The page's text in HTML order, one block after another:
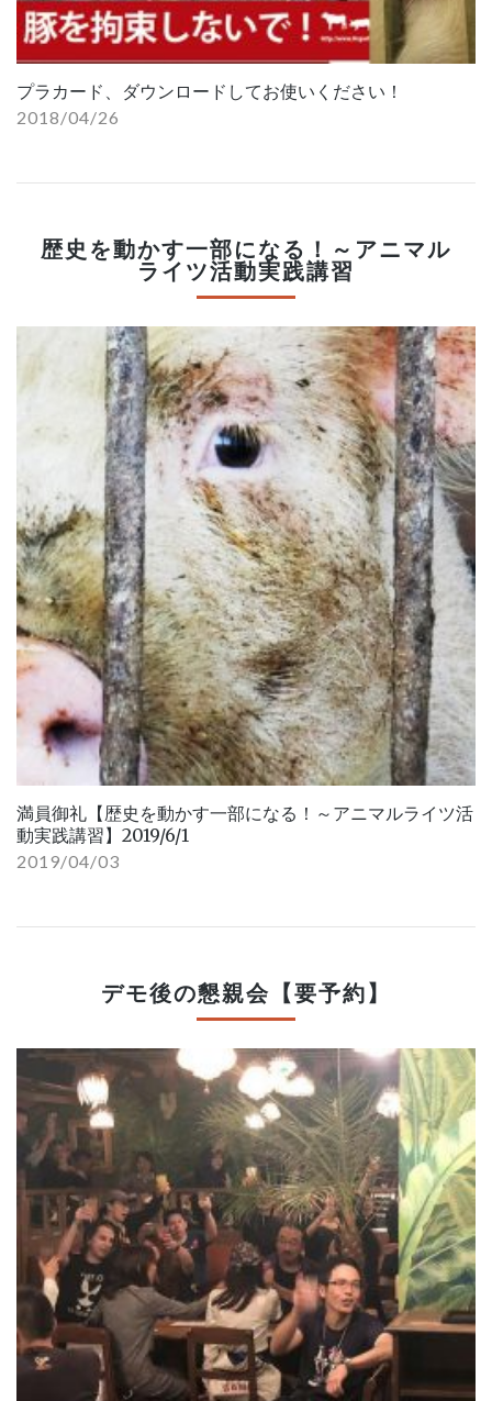
プラカード、ダウンロードしてお使いください！
2018/04/26
歴史を動かす一部になる！～アニマル
ライツ活動実践講習
満員御礼【歴史を動かす一部になる！～アニマルライツ活
動実践講習】2019/6/1
2019/04/03
デモ後の懇親会【要予約】